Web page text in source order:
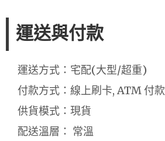
運送與付款
運送方式：宅配(大型/超重)
付款方式：線上刷卡, ATM 付款
供貨模式：現貨
配送溫層： 常溫